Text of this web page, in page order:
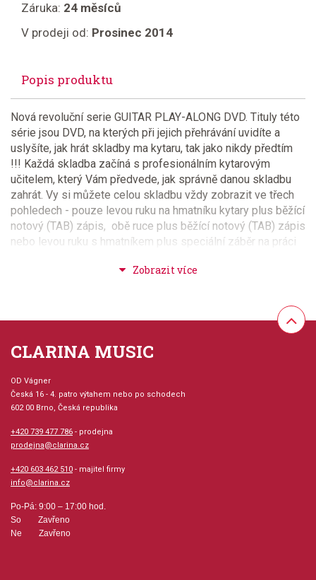
Záruka: 24 měsíců
V prodeji od: Prosinec 2014
Popis produktu
Nová revoluční serie GUITAR PLAY-ALONG DVD. Tituly této
série jsou DVD, na kterých při jejich přehrávání uvidíte a
uslyšíte, jak hrát skladby ma kytaru, tak jako nikdy předtím
!!! Každá skladba začíná s profesionálním kytarovým
učitelem, který Vám předvede, jak správně danou skladbu
zahrát. Vy si můžete celou skladbu vždy zobrazit ve třech
pohledech - pouze levou ruku na hmatníku kytary plus běžící
notový (TAB) zápis, obě ruce plus běžící notový (TAB) zápis
nebo levou ruku s hmatníkem plus speciální záběr na práci
doprovodem a také využít všech možností přehrávání DVD a
zpomaleném režimu. Velmi zajímavé a dobře provedené
výukové DVD !!!
Provedení: DVD
Série: Guitar Play Along DVD, Guitar Play Along
Jazyk: anglicky
Hudební styl: populární + rocková hudba
Velikost (rozměr): 13 x 19 cm
Počet skladeb: 8
CLARINA MUSIC
OD Vágner
Česká 16 - 4. patro výtahem nebo po schodech
602 00 Brno, Česká republika
+420 739 477 786 - prodejna
prodejna@clarina.cz
+420 603 462 510 - majitel firmy
info@clarina.cz
Po-Pá: 9:00 – 17:00 hod.
So Zavřeno
Ne Zavřeno